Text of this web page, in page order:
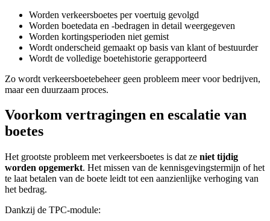
Worden verkeersboetes per voertuig gevolgd
Worden boetedata en -bedragen in detail weergegeven
Worden kortingsperioden niet gemist
Wordt onderscheid gemaakt op basis van klant of bestuurder
Wordt de volledige boetehistorie gerapporteerd
Zo wordt verkeersboetebeheer geen probleem meer voor bedrijven,
maar een duurzaam proces.
Voorkom vertragingen en escalatie van
boetes
Het grootste probleem met verkeersboetes is dat ze niet tijdig
worden opgemerkt. Het missen van de kennisgevingstermijn of het
te laat betalen van de boete leidt tot een aanzienlijke verhoging van
het bedrag.
Dankzij de TPC-module: